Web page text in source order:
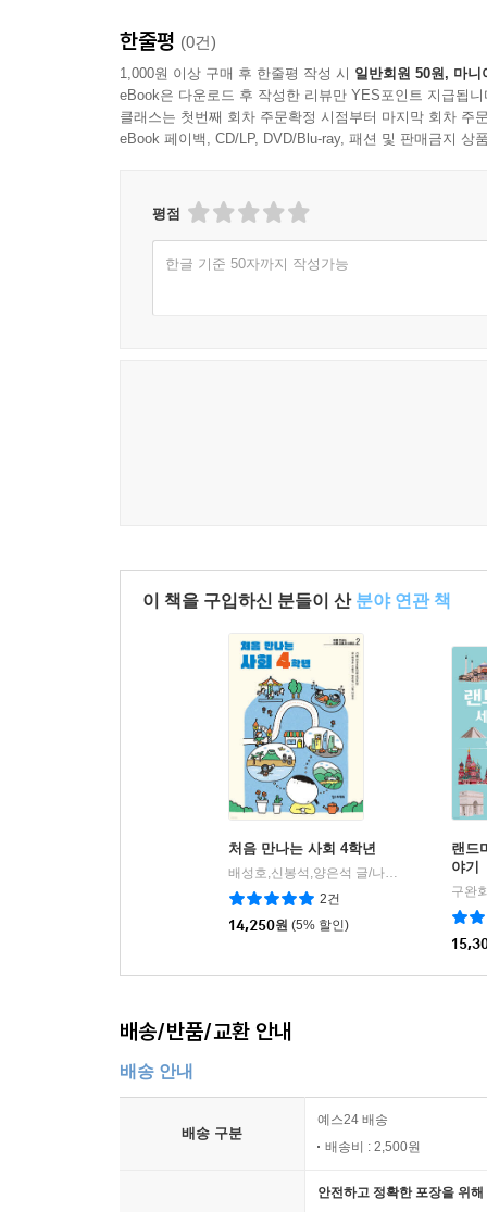
한줄평 (0건)
1,000원 이상 구매 후 한줄평 작성 시 일반회원 50원, 마니
eBook은 다운로드 후 작성한 리뷰만 YES포인트 지급됩니
클래스는 첫번째 회차 주문확정 시점부터 마지막 회차 주
eBook 페이백, CD/LP, DVD/Blu-ray, 패션 및 판매금지 상
평점
한글 기준 50자까지 작성가능
이 책을 구입하신 분들이 산 분야 연관 책
처음 만나는 사회 4학년
배성호,신봉석,양은석 글/나유진 그림/전국초등사회교과모임 기획
2건
14,250원 (5% 할인)
랜드
야기
구완
배송/반품/교환 안내
배송 안내
배송 구분
예스24 배송
배송비 : 2,500원
안전하고 정확한 포장을 위